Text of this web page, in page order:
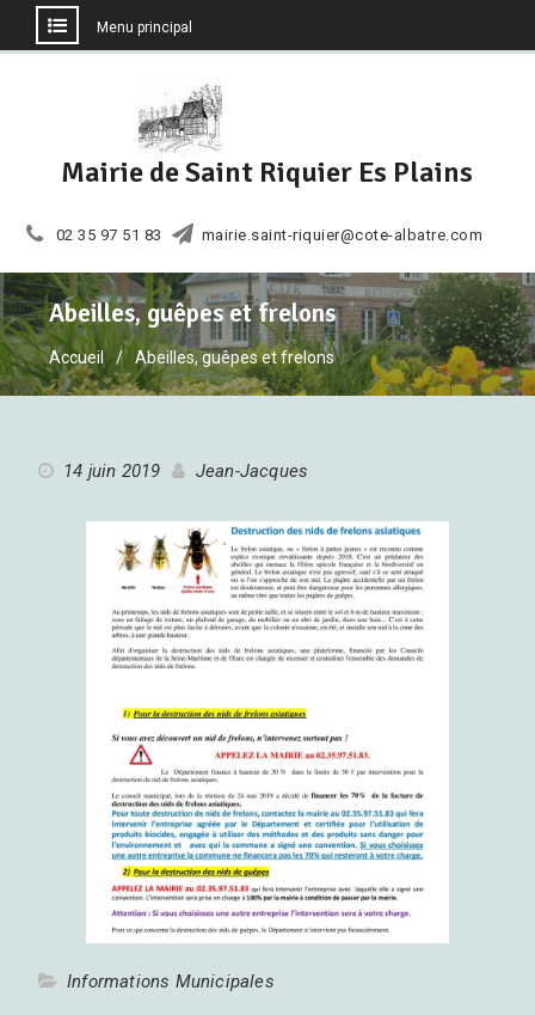
Menu principal
Mairie de Saint Riquier Es Plains
02 35 97 51 83 mairie.saint-riquier@cote-albatre.com
Abeilles, guêpes et frelons
Accueil Abeilles, guêpes et frelons
14 juin 2019 Jean-Jacques
Informations Municipales